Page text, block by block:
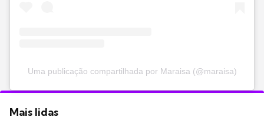
Uma publicação compartilhada por Maraisa (@maraisa)
Mais lidas